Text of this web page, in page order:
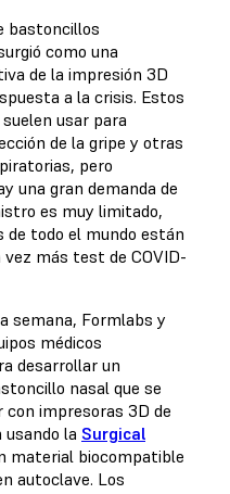
bastoncillos
como una
de la impresión 3D
a la crisis. Estos
usar para
de la gripe y otras
pero
una gran demanda de
es muy limitado,
de todo el mundo están
vez más test de COVID-
semana, Formlabs y
médicos
desarrollar un
nasal que se
con impresoras 3D de
la Surgical
material biocompatible
autoclave. Los